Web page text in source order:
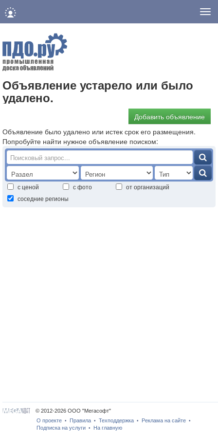
Объявление устарело или было
удалено.
Добавить объявление
Объявление было удалено или истек срок его размещения.
Попробуйте найти нужное объявление поиском:
с ценой с фото
от организаций
соседние регионы
© 2012-2026 ООО "Мегасофт"
О проекте • Правила • Техподдержка • Реклама на сайте •
Подписка на услуги • На главную